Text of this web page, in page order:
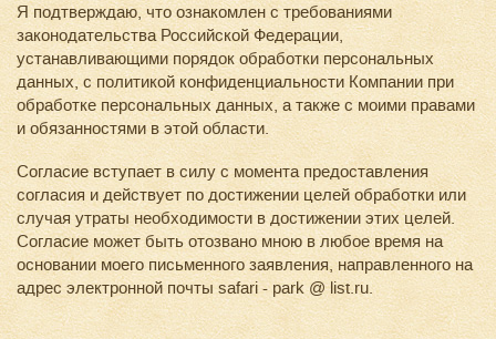
Я подтверждаю, что ознакомлен с требованиями
законодательства Российской Федерации,
устанавливающими порядок обработки персональных
данных, с политикой конфиденциальности Компании при
обработке персональных данных, а также с моими правами
и обязанностями в этой области.
Согласие вступает в силу с момента предоставления
согласия и действует по достижении целей обработки или
случая утраты необходимости в достижении этих целей.
Согласие может быть отозвано мною в любое время на
основании моего письменного заявления, направленного на
адрес электронной почты safari - park @ list.ru.